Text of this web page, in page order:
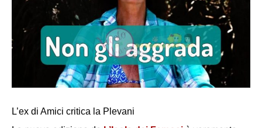
L’ex di Amici critica la Plevani